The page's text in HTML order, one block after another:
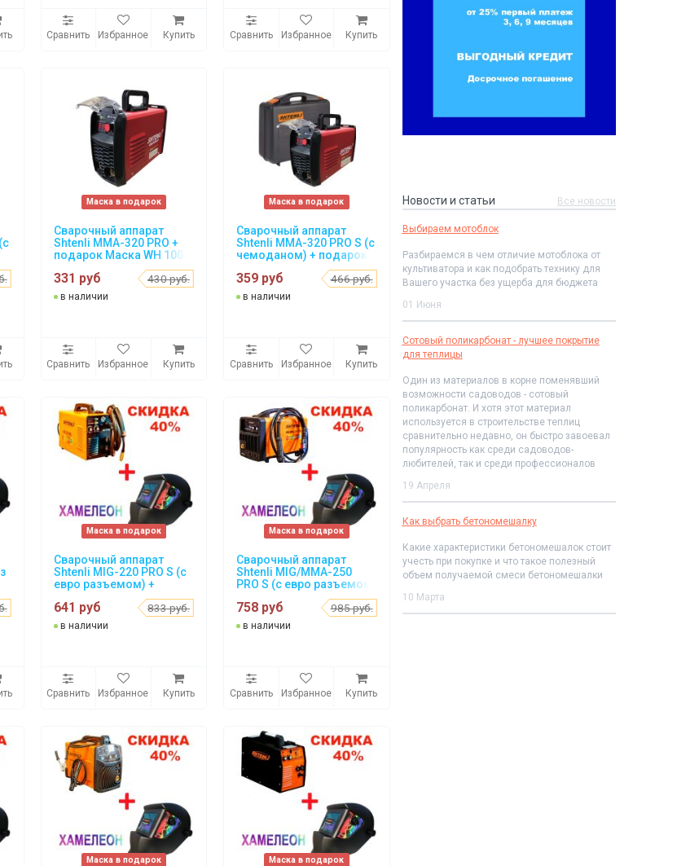
Сравнить Избранное Купить Сравнить Избранное Купить
Маска в подарок
Сварочный аппарат
Shtenli MMA-320 PRO +
подарок Маска WH 1000
331 руб 430 руб.
в наличии
Сравнить Избранное Купить
Маска в подарок
Сварочный аппарат
Shtenli MMA-320 PRO S (с
чемоданом) + подарок
359 руб 466 руб.
в наличии
Сравнить Избранное Купить
Маска в подарок
Сварочный аппарат
Shtenli MIG-220 PRO S (с
евро разъемом) +
подарок Маска WH 1000
641 руб 833 руб.
в наличии
Сравнить Избранное Купить
Маска в подарок
Сварочный аппарат
Shtenli MIG/MMA-250
PRO S (с евро разъемом)
758 руб 985 руб.
в наличии
Сравнить Избранное Купить
Маска в подарок Маска в подарок
Новости и статьи Все новости
Выбираем мотоблок
Разбираемся в чем отличие мотоблока от
культиватора и как подобрать технику для
Вашего участка без ущерба для бюджета
01 Июня
Сотовый поликарбонат - лучшее покрытие
для теплицы
Один из материалов в корне поменявший
возможности садоводов - сотовый
поликарбонат. И хотя этот материал
используется в строительстве теплиц
сравнительно недавно, он быстро завоевал
популярность как среди садоводов-
любителей, так и среди профессионалов
19 Апреля
Как выбрать бетономешалку
Какие характеристики бетономешалок стоит
учесть при покупке и что такое полезный
объем получаемой смеси бетономешалки
10 Марта